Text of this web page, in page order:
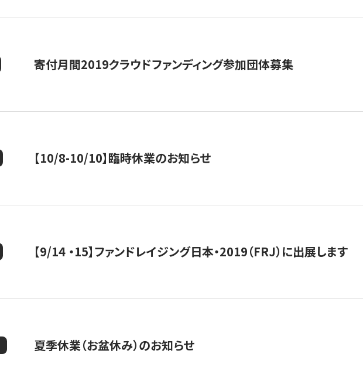
寄付月間2019クラウドファンディング参加団体募集
【10/8-10/10】臨時休業のお知らせ
【9/14 ・15】ファンドレイジング日本・2019（FRJ）に出展します
夏季休業（お盆休み）のお知らせ